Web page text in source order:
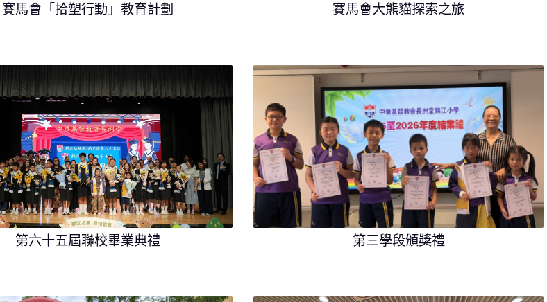
賽馬會「拾塑行動」教育計劃 賽馬會大熊貓探索之旅
第六十五屆聯校畢業典禮 第三學段頒獎禮